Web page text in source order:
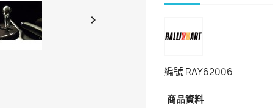

編號RAY62006
商品資料